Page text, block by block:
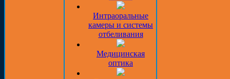
Интраоральные
камеры и системы
отбеливания
Медицинская
оптика